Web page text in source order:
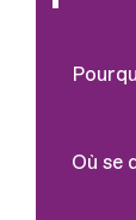
Où se